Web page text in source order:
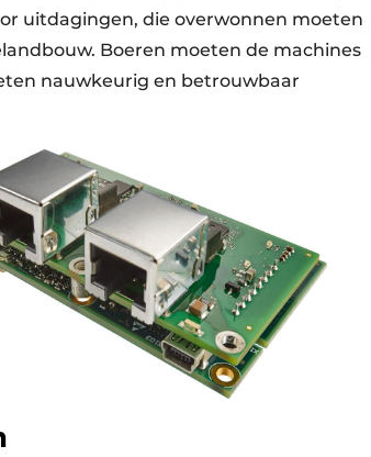
uitdagingen, die overwonnen moeten
Boeren moeten de machines
nauwkeurig en betrouwbaar